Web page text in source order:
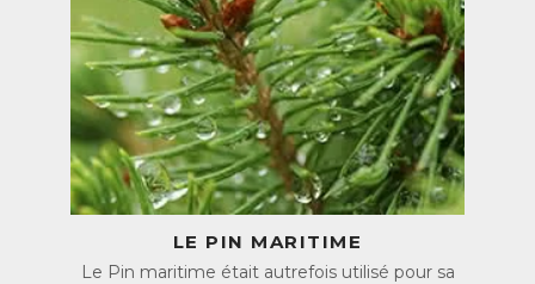
fonctionnement du corps. 4ème minéral le plus abondant
dans l’organisme, le corps en renferme approximativement
25g dont environ la moitié se situe dans les os et les dents,
un quart dans les muscles et un quart réparti entre le
système nerveux, le foie, les reins, ...
A quoi sert-il ?
Indispensable à la bonne santé du corps, le magnésium
intervient dans plus de 300 fonctions biochimiques. On
peut notamment citer son rôle dans le fonctionnement du
la formation et la minéralisation osseuse ainsi que dans la
production d’énergie.
LE PIN MARITIME
Le Pin maritime était autrefois utilisé pour sa